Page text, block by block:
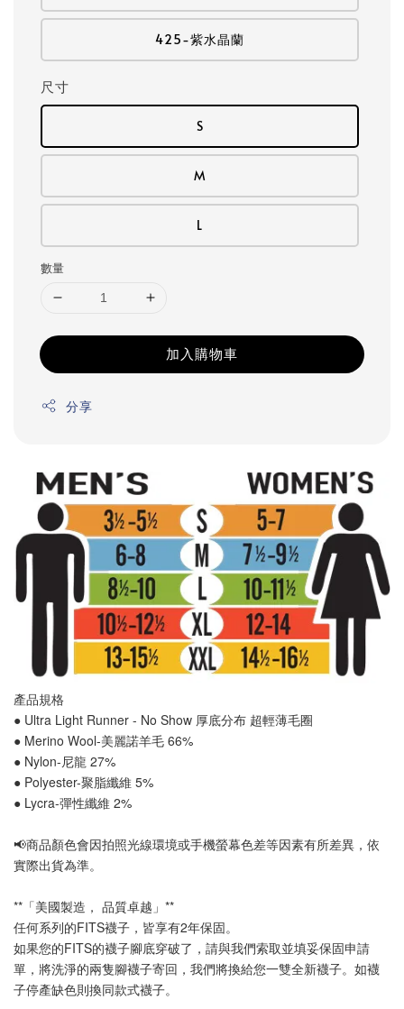
425-紫水晶蘭
尺寸
S
M
L
數量
加入購物車
分享
產品規格
● Ultra Light Runner - No Show 厚底分布 超輕薄毛圈
● Merino Wool-美麗諾羊毛 66%
● Nylon-尼龍 27%
● Polyester-聚脂纖維 5%
● Lycra-彈性纖維 2%
📢商品顏色會因拍照光線環境或手機螢幕色差等因素有所差異，依
實際出貨為準。
**「美國製造， 品質卓越」**
任何系列的FITS襪子，皆享有2年保固。
如果您的FITS的襪子腳底穿破了，請與我們索取並填妥保固申請
單，將洗淨的兩隻腳襪子寄回，我們將換給您一雙全新襪子。如襪
子停產缺色則換同款式襪子。